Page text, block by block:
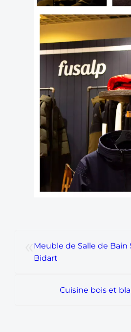
Meuble de Salle de Bain
Bidart
Cuisine bois et